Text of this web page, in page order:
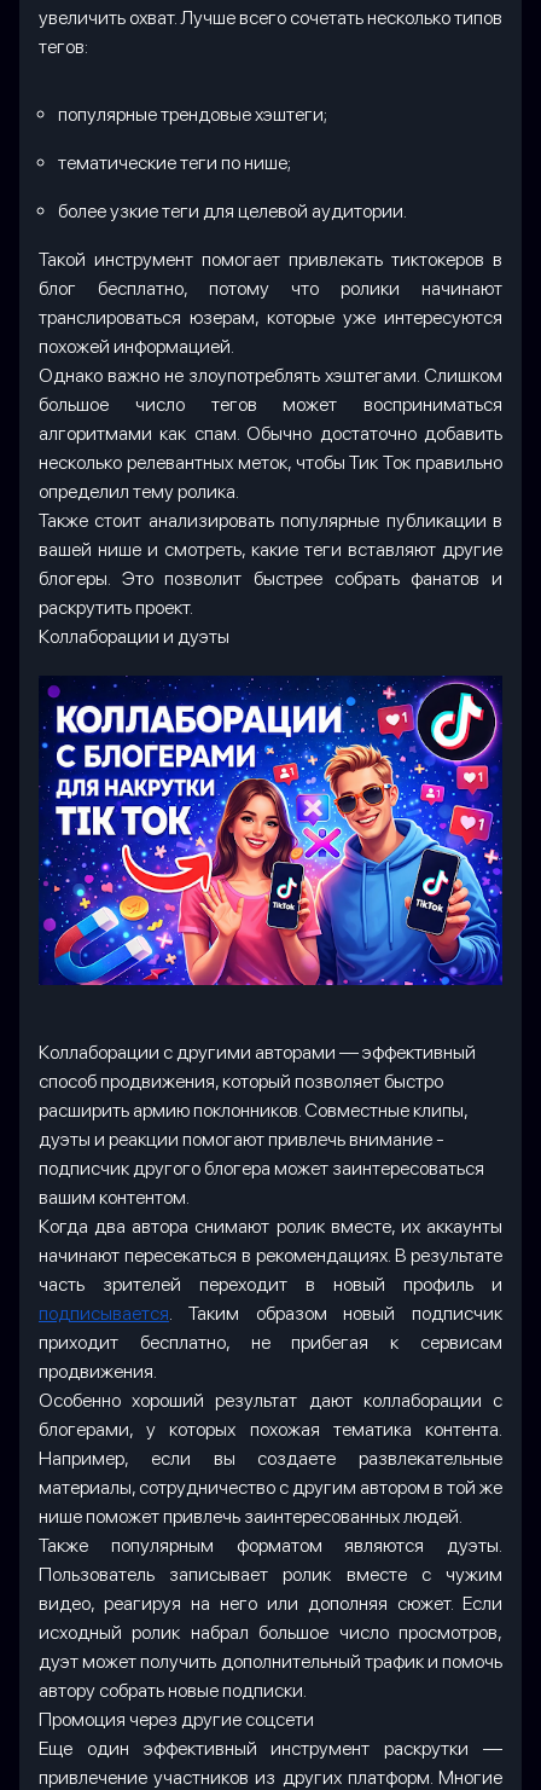
увеличить охват. Лучше всего сочетать несколько типов
тегов:
популярные трендовые хэштеги;
тематические теги по нише;
более узкие теги для целевой аудитории.
Такой инструмент помогает привлекать тиктокеров в
блог бесплатно, потому что ролики начинают
транслироваться юзерам, которые уже интересуются
похожей информацией.
Однако важно не злоупотреблять хэштегами. Слишком
большое число тегов может восприниматься
алгоритмами как спам. Обычно достаточно добавить
несколько релевантных меток, чтобы Тик Ток правильно
определил тему ролика.
Также стоит анализировать популярные публикации в
вашей нише и смотреть, какие теги вставляют другие
блогеры. Это позволит быстрее собрать фанатов и
раскрутить проект.
Коллаборации и дуэты
Коллаборации с другими авторами — эффективный
способ продвижения, который позволяет быстро
расширить армию поклонников. Совместные клипы,
дуэты и реакции помогают привлечь внимание -
подписчик другого блогера может заинтересоваться
вашим контентом.
Когда два автора снимают ролик вместе, их аккаунты
начинают пересекаться в рекомендациях. В результате
часть зрителей переходит в новый профиль и
подписывается. Таким образом новый подписчик
приходит бесплатно, не прибегая к сервисам
продвижения.
Особенно хороший результат дают коллаборации с
блогерами, у которых похожая тематика контента.
Например, если вы создаете развлекательные
материалы, сотрудничество с другим автором в той же
нише поможет привлечь заинтересованных людей.
Также популярным форматом являются дуэты.
Пользователь записывает ролик вместе с чужим
видео, реагируя на него или дополняя сюжет. Если
исходный ролик набрал большое число просмотров,
дуэт может получить дополнительный трафик и помочь
автору собрать новые подписки.
Промоция через другие соцсети
Еще один эффективный инструмент раскрутки —
привлечение участников из других платформ. Многие